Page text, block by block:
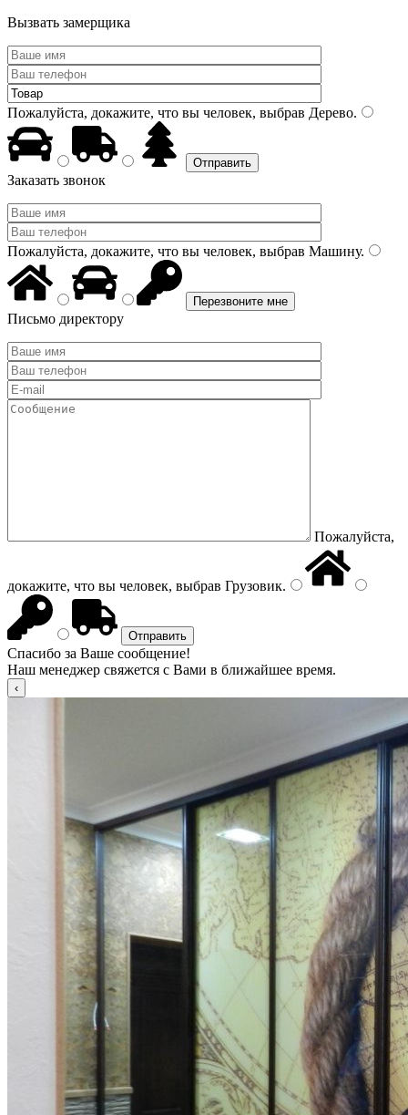
Вызвать замерщика
Пожалуйста, докажите, что вы человек, выбрав Дерево.
Заказать звонок
Пожалуйста, докажите, что вы человек, выбрав Машину.
Письмо директору
Пожалуйста,
докажите, что вы человек, выбрав Грузовик.
Спасибо за Ваше сообщение!
Наш менеджер свяжется с Вами в ближайшее время.